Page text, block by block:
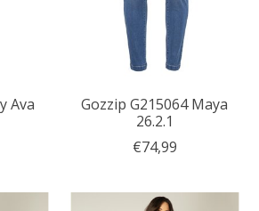
Ava
Gozzip G215064 Maya
26.2.1
€74,99